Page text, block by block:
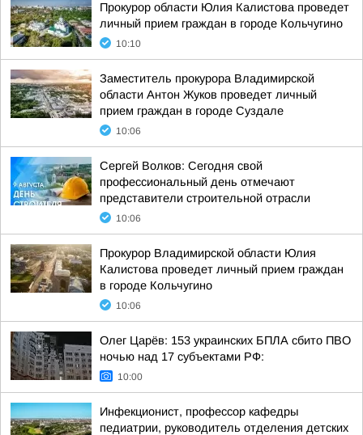
Прокурор области Юлия Калистова проведет
личный прием граждан в городе Кольчугино
10:10
Заместитель прокурора Владимирской
области Антон Жуков проведет личный
прием граждан в городе Суздале
10:06
Сергей Волков: Сегодня свой
профессиональный день отмечают
представители строительной отрасли
10:06
Прокурор Владимирской области Юлия
Калистова проведет личный прием граждан
в городе Кольчугино
10:06
Олег Царёв: 153 украинских БПЛА сбито ПВО
ночью над 17 субъектами РФ:
10:00
Инфекционист, профессор кафедры
педиатрии, руководитель отделения детских